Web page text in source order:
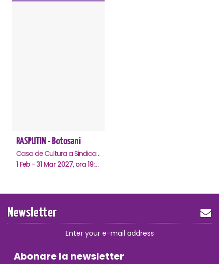
RASPUTIN - Botosani
Casa de Cultura a Sindicatelor "Nicolae Iorga" , Botosani
1 Feb - 31 Mar 2027, ora 19:00
Newsletter
Enter your e-mail address
Abonare la newsletter